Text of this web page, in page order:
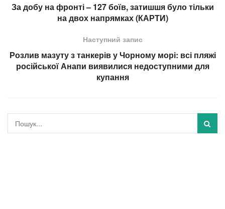
За добу на фронті – 127 боїв, затишшя було тільки
на двох напрямках (КАРТИ)
Наступний запис
Розлив мазуту з танкерів у Чорному морі: всі пляжі
російської Анапи виявилися недоступними для
купання